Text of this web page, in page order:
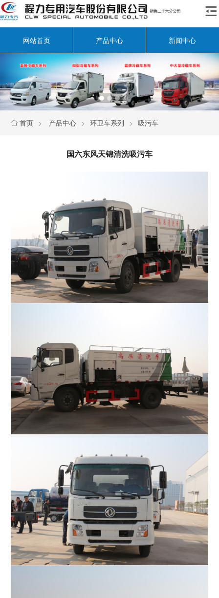

网站首页 产品中心 新闻中心
 首页 > 产品中心 > 环卫车系列 > 吸污车
国六东风天锦清洗吸污车